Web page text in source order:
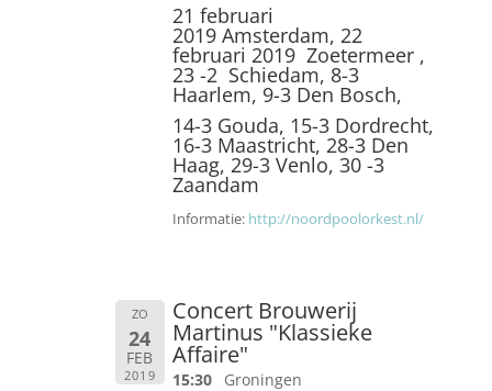
21 februari
2019Amsterdam, 22
februari 2019Zoetermeer ,
23 -2 Schiedam, 8-3
Haarlem, 9-3 Den Bosch,
14-3 Gouda, 15-3 Dordrecht,
16-3 Maastricht, 28-3 Den
Haag, 29-3 Venlo, 30 -3
Zaandam
Informatie: http://noordpoolorkest.nl/
ZO
24
FEB
2019
Concert Brouwerij
Martinus "Klassieke
Affaire"
15:30 Groningen